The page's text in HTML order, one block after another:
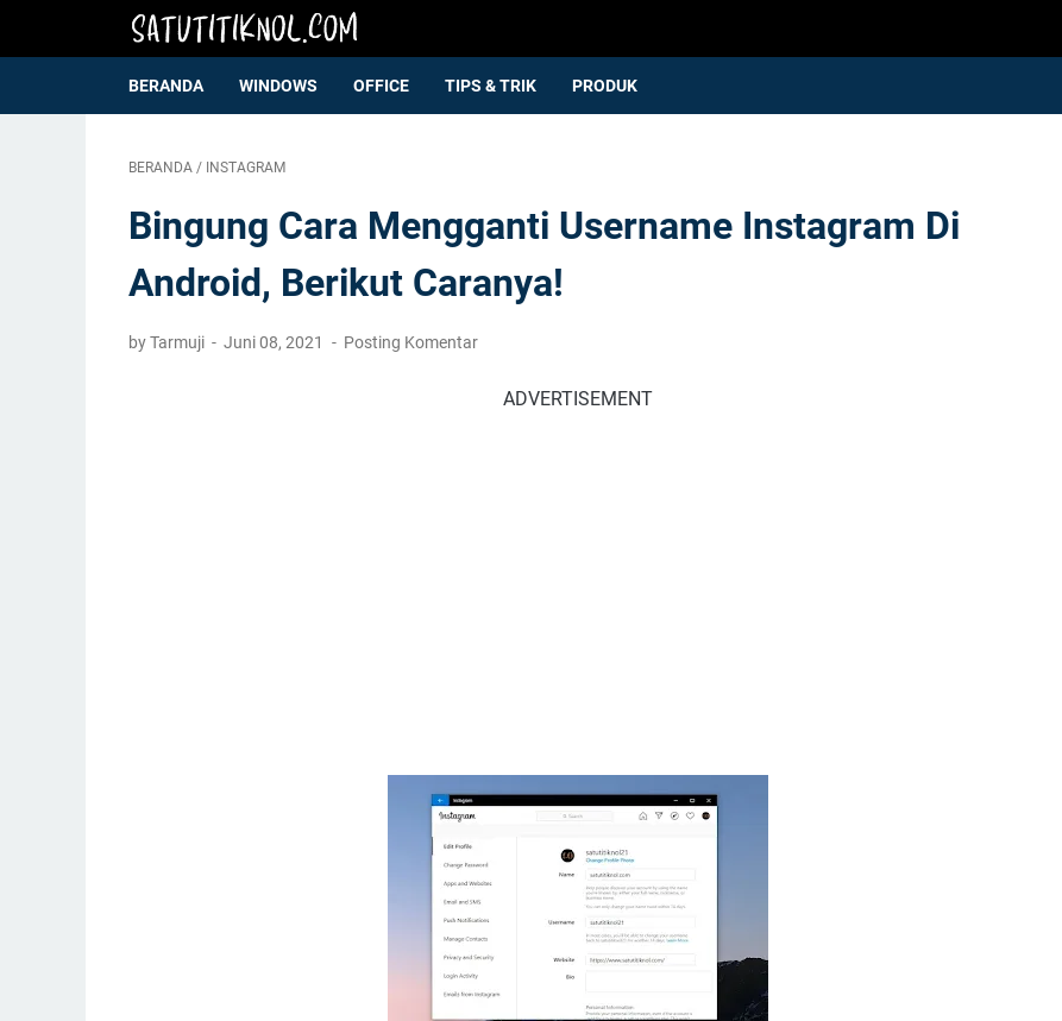
BERANDA WINDOWS OFFICE TIPS & TRIK PRODUK
BERANDA / INSTAGRAM
Bingung Cara Mengganti Username Instagram Di
Android, Berikut Caranya!
by Tarmuji Juni 08, 2021 Posting Komentar
ADVERTISEMENT